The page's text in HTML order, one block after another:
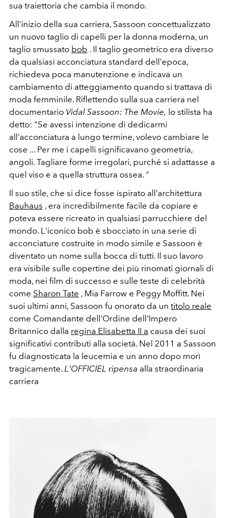
sua traiettoria che cambia il mondo.
All'inizio della sua carriera, Sassoon concettualizzato
un nuovo taglio di capelli per la donna moderna, un
taglio smussato bob . Il taglio geometrico era diverso
da qualsiasi acconciatura standard dell'epoca,
richiedeva poca manutenzione e indicava un
cambiamento di atteggiamento quando si trattava di
moda femminile. Riflettendo sulla sua carriera nel
documentario Vidal Sassoon: The Movie, lo stilista ha
detto: "Se avessi intenzione di dedicarmi
all'acconciatura a lungo termine, volevo cambiare le
cose ... Per me i capelli significavano geometria,
angoli. Tagliare forme irregolari, purché si adattasse a
quel viso e a quella struttura ossea. "
Il suo stile, che si dice fosse ispirato all'architettura
Bauhaus , era incredibilmente facile da copiare e
poteva essere ricreato in qualsiasi parrucchiere del
mondo. L'iconico bob è sbocciato in una serie di
acconciature costruite in modo simile e Sassoon è
diventato un nome sulla bocca di tutti. Il suo lavoro
era visibile sulle copertine dei più rinomati giornali di
moda, nei film di successo e sulle teste di celebrità
come Sharon Tate , Mia Farrow e Peggy Moffitt. Nei
suoi ultimi anni, Sassoon fu onorato da un titolo reale
come Comandante dell'Ordine dell'Impero
Britannico dalla regina Elisabetta II a causa dei suoi
significativi contributi alla società. Nel 2011 a Sassoon
fu diagnosticata la leucemia e un anno dopo morì
tragicamente. L'OFFICIEL ripensa alla straordinaria
carriera